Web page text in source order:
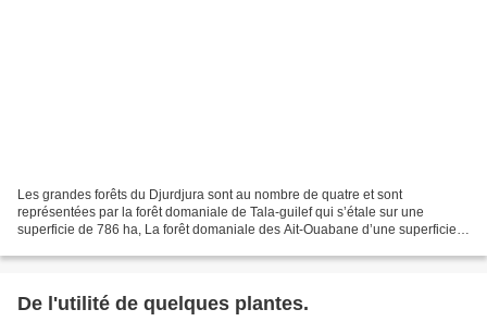
Les grandes forêts du Djurdjura sont au nombre de quatre et sont
représentées par la forêt domaniale de Tala-guilef qui s’étale sur une
superficie de 786 ha, La forêt domaniale des Ait-Ouabane d’une superficie
De l'utilité de quelques plantes.